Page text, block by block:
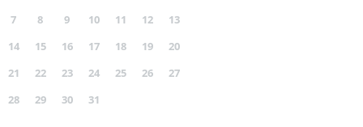
7
8 9 10 11 12
13
14
15 16 17 18 19
20
21
22 23 24 25 26
27
28
29 30 31